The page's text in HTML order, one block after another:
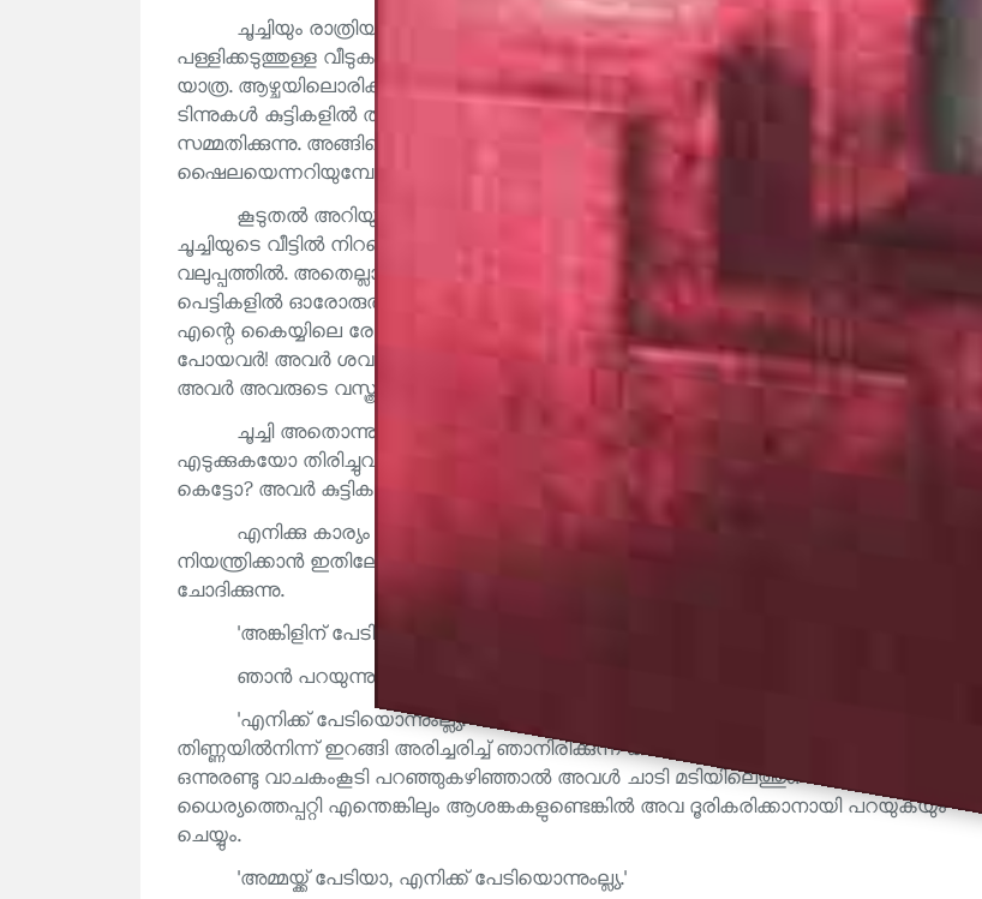
ചൂച്ചിയും രാത്രിയാണ് പുറത്തിറങ്ങുക. അവർ ആകെ മൂടുന്ന വെള്ള വസ്ത്രം ധരിച്ച്
പള്ളിക്കടുത്തുള്ള വീടുകളിൽ കയറിയിറങ്ങുന്നു. രാത്രി കൂട്ടിന്ന് ഒരു കുട്ടിയെ കിട്ടാനാണ് ഈ
യാത്ര. ആഴ്ചയിലൊരിക്കൽ മട്ടാഞ്ചേരിയിൽ പോയികൊണ്ടുവരുന്ന പലഹാരങ്ങൾ നിറച്ച
ടിന്നുകൾ കുട്ടികളിൽ താൽപര്യമുണ്ടാക്കുന്നു. പേടിയുണ്ടെങ്കിലും അവർ കൂട്ടിനു കിടക്കാമെന്ന്
സമ്മതിക്കുന്നു. അങ്ങിനെ ചൂച്ചിക്കു കൂട്ടിനു കിടക്കുന്ന അപൂർവ്വം കുട്ടികളിൽ ഒരുവളാണ്
ഷൈലയെന്നറിയുമ്പോൾ എനിക്കവളോട് ബഹുമാനം തോന്നുന്നു.
കൂടുതൽ അറിയുമ്പോൾ ആ ബഹുമാനം വർദ്ധിക്കുന്നേയുള്ളൂ. അവൾ പറയുന്നു.
ചൂച്ചിയുടെ വീട്ടിൽ നിറയെ മരത്തിന്റെ പെട്ടികളാണ്. പത്തുപതിനഞ്ചെണ്ണമുണ്ട്. പല
വലുപ്പത്തിൽ. അതെല്ലാം മരിച്ചുപോയവരുടെ വസ്ത്രങ്ങൾ നിറച്ചുവച്ച പെട്ടികളാണത്രെ. ഓരോ
പെട്ടികളിൽ ഓരോരുത്തരുടെ വസ്ത്രങ്ങൾ. അത്രയും ശരി. അവൾ ഇനി പറയാൻ പോകുന്നത്
എന്റെ കൈയ്യിലെ രോമങ്ങളെ ഉണർത്തി എഴുന്നേൽപ്പിക്കുന്നു. രാത്രി അവർ വരുമത്രെ, മരിച്ചു
പോയവർ! അവർ ശവപ്പെട്ടിയിൽനിന്ന് പുറത്തിറങ്ങിയാൽ കൊടും ശൈത്യമാണ്. അപ്പോൾ
അവർ അവരുടെ വസ്ത്രങ്ങളന്വേഷിച്ചു വരാറുണ്ട്. 'എന്റെ പെട്ടി എവിടെ, എന്റെ പെട്ടി....'
ചൂച്ചി അതൊന്നും ശ്രദ്ധിക്കാറില്ലത്രെ. ആവശ്യമുള്ളവർ അവരവരുടെ വസ്ത്രങ്ങൾ
എടുക്കുകയോ തിരിച്ചുവയ്ക്കുകയോ ചെയ്യട്ടെ. പക്ഷേ നിങ്ങളൊന്നും ആ പെട്ടി തുറക്കരുത്
കെട്ടോ? അവർ കുട്ടികൾക്ക് മുന്നറിവു കൊടുക്കും.
എനിക്കു കാര്യം മനസ്സിലാവുന്നു. കുട്ടികൾ കൂട്ടുകിടക്കാൻ വരുമ്പോൾ അവരെ
നിയന്ത്രിക്കാൻ ഇതിലേറെ നല്ല വഴികളില്ല. ഞാൻ പക്ഷേ ഒന്നും പറയുന്നില്ല. ഷൈല
ചോദിക്കുന്നു.
'അങ്കിളിന് പേടി തോന്നുന്നുണ്ടോ?'
ഞാൻ പറയുന്നു. 'കുറേശ്ശെ.'
'എനിക്ക് പേടിയൊന്നുംല്ല്യ.' അവൾ പറയുന്നു. പക്ഷേ അവൾ ഈ സമയത്തിനുള്ളിൽ
തിണ്ണയിൽനിന്ന് ഇറങ്ങി അരിച്ചരിച്ച് ഞാനിരിക്കുന്ന കസേലയ്ക്കരികിൽ എത്തിയിരുന്നു.
ഒന്നുരണ്ടു വാചകംകൂടി പറഞ്ഞുകഴിഞ്ഞാൽ അവൾ ചാടി മടിയിലെത്തും. അങ്കിളിന് അവളുടെ
ധൈര്യത്തെപ്പറ്റി എന്തെങ്കിലും ആശങ്കകളുണ്ടെങ്കിൽ അവ ദൂരികരിക്കാനായി പറയുകയും
ചെയ്യും.
'അമ്മയ്ക്ക് പേടിയാ, എനിക്ക് പേടിയൊന്നുംല്ല്യ.'